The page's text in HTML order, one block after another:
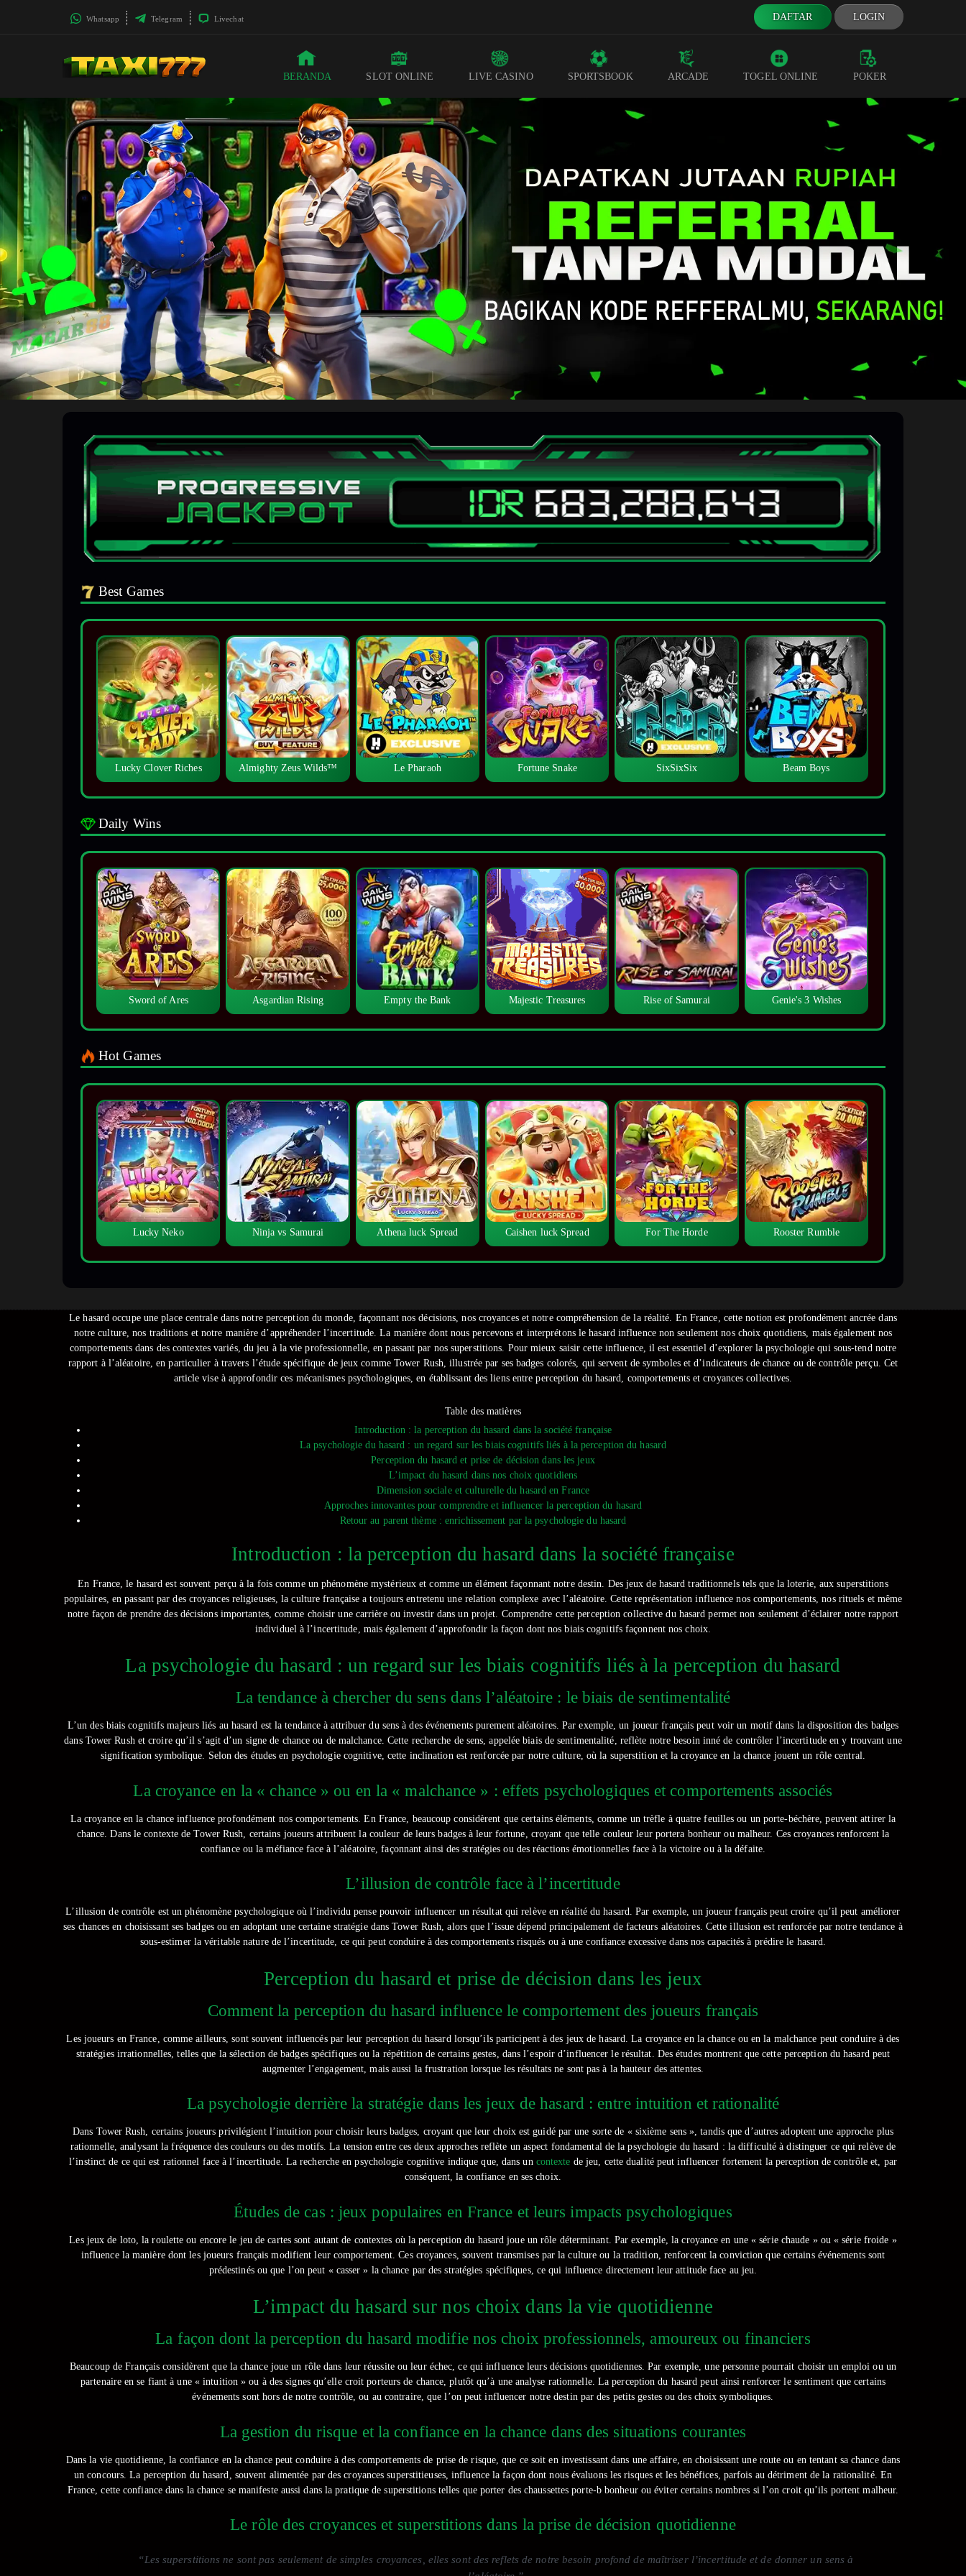
Whatsapp Telegram Livechat DAFTAR LOGIN
BERANDA SLOT ONLINE LIVE CASINO SPORTSBOOK ARCADE TOGEL ONLINE POKER
Best Games
Lucky Clover Riches Almighty Zeus Wilds™ Le Pharaoh Fortune Snake SixSixSix Beam Boys
Daily Wins
Sword of Ares Asgardian Rising Empty the Bank Majestic Treasures Rise of Samurai Genie's 3 Wishes
Hot Games
Lucky Neko Ninja vs Samurai Athena luck Spread Caishen luck Spread For The Horde Rooster Rumble
Le hasard occupe une place centrale dans notre perception du monde, façonnant nos décisions, nos croyances et notre compréhension de la réalité. En France, cette notion est profondément ancrée dans
notre culture, nos traditions et notre manière d’appréhender l’incertitude. La manière dont nous percevons et interprétons le hasard influence non seulement nos choix quotidiens, mais également nos
comportements dans des contextes variés, du jeu à la vie professionnelle, en passant par nos superstitions. Pour mieux saisir cette influence, il est essentiel d’explorer la psychologie qui sous-tend notre
rapport à l’aléatoire, en particulier à travers l’étude spécifique de jeux comme Tower Rush, illustrée par ses badges colorés, qui servent de symboles et d’indicateurs de chance ou de contrôle perçu. Cet
article vise à approfondir ces mécanismes psychologiques, en établissant des liens entre perception du hasard, comportements et croyances collectives.
Table des matières
Introduction : la perception du hasard dans la société française
La psychologie du hasard : un regard sur les biais cognitifs liés à la perception du hasard
Perception du hasard et prise de décision dans les jeux
L’impact du hasard dans nos choix quotidiens
Dimension sociale et culturelle du hasard en France
Approches innovantes pour comprendre et influencer la perception du hasard
Retour au parent thème : enrichissement par la psychologie du hasard
Introduction : la perception du hasard dans la société française
En France, le hasard est souvent perçu à la fois comme un phénomène mystérieux et comme un élément façonnant notre destin. Des jeux de hasard traditionnels tels que la loterie, aux superstitions
populaires, en passant par des croyances religieuses, la culture française a toujours entretenu une relation complexe avec l’aléatoire. Cette représentation influence nos comportements, nos rituels et même
notre façon de prendre des décisions importantes, comme choisir une carrière ou investir dans un projet. Comprendre cette perception collective du hasard permet non seulement d’éclairer notre rapport
individuel à l’incertitude, mais également d’approfondir la façon dont nos biais cognitifs façonnent nos choix.
La psychologie du hasard : un regard sur les biais cognitifs liés à la perception du hasard
La tendance à chercher du sens dans l’aléatoire : le biais de sentimentalité
L’un des biais cognitifs majeurs liés au hasard est la tendance à attribuer du sens à des événements purement aléatoires. Par exemple, un joueur français peut voir un motif dans la disposition des badges
dans Tower Rush et croire qu’il s’agit d’un signe de chance ou de malchance. Cette recherche de sens, appelée biais de sentimentalité, reflète notre besoin inné de contrôler l’incertitude en y trouvant une
signification symbolique. Selon des études en psychologie cognitive, cette inclination est renforcée par notre culture, où la superstition et la croyance en la chance jouent un rôle central.
La croyance en la « chance » ou en la « malchance » : effets psychologiques et comportements associés
La croyance en la chance influence profondément nos comportements. En France, beaucoup considèrent que certains éléments, comme un trèfle à quatre feuilles ou un porte-béchère, peuvent attirer la
chance. Dans le contexte de Tower Rush, certains joueurs attribuent la couleur de leurs badges à leur fortune, croyant que telle couleur leur portera bonheur ou malheur. Ces croyances renforcent la
confiance ou la méfiance face à l’aléatoire, façonnant ainsi des stratégies ou des réactions émotionnelles face à la victoire ou à la défaite.
L’illusion de contrôle face à l’incertitude
L’illusion de contrôle est un phénomène psychologique où l’individu pense pouvoir influencer un résultat qui relève en réalité du hasard. Par exemple, un joueur français peut croire qu’il peut améliorer
ses chances en choisissant ses badges ou en adoptant une certaine stratégie dans Tower Rush, alors que l’issue dépend principalement de facteurs aléatoires. Cette illusion est renforcée par notre tendance à
sous-estimer la véritable nature de l’incertitude, ce qui peut conduire à des comportements risqués ou à une confiance excessive dans nos capacités à prédire le hasard.
Perception du hasard et prise de décision dans les jeux
Comment la perception du hasard influence le comportement des joueurs français
Les joueurs en France, comme ailleurs, sont souvent influencés par leur perception du hasard lorsqu’ils participent à des jeux de hasard. La croyance en la chance ou en la malchance peut conduire à des
stratégies irrationnelles, telles que la sélection de badges spécifiques ou la répétition de certains gestes, dans l’espoir d’influencer le résultat. Des études montrent que cette perception du hasard peut
augmenter l’engagement, mais aussi la frustration lorsque les résultats ne sont pas à la hauteur des attentes.
La psychologie derrière la stratégie dans les jeux de hasard : entre intuition et rationalité
Dans Tower Rush, certains joueurs privilégient l’intuition pour choisir leurs badges, croyant que leur choix est guidé par une sorte de « sixième sens », tandis que d’autres adoptent une approche plus
rationnelle, analysant la fréquence des couleurs ou des motifs. La tension entre ces deux approches reflète un aspect fondamental de la psychologie du hasard : la difficulté à distinguer ce qui relève de
l’instinct de ce qui est rationnel face à l’incertitude. La recherche en psychologie cognitive indique que, dans un contexte de jeu, cette dualité peut influencer fortement la perception de contrôle et, par
conséquent, la confiance en ses choix.
Études de cas : jeux populaires en France et leurs impacts psychologiques
Les jeux de loto, la roulette ou encore le jeu de cartes sont autant de contextes où la perception du hasard joue un rôle déterminant. Par exemple, la croyance en une « série chaude » ou « série froide »
influence la manière dont les joueurs français modifient leur comportement. Ces croyances, souvent transmises par la culture ou la tradition, renforcent la conviction que certains événements sont
prédestinés ou que l’on peut « casser » la chance par des stratégies spécifiques, ce qui influence directement leur attitude face au jeu.
L’impact du hasard sur nos choix dans la vie quotidienne
La façon dont la perception du hasard modifie nos choix professionnels, amoureux ou financiers
Beaucoup de Français considèrent que la chance joue un rôle dans leur réussite ou leur échec, ce qui influence leurs décisions quotidiennes. Par exemple, une personne pourrait choisir un emploi ou un
partenaire en se fiant à une « intuition » ou à des signes qu’elle croit porteurs de chance, plutôt qu’à une analyse rationnelle. La perception du hasard peut ainsi renforcer le sentiment que certains
événements sont hors de notre contrôle, ou au contraire, que l’on peut influencer notre destin par des petits gestes ou des choix symboliques.
La gestion du risque et la confiance en la chance dans des situations courantes
Dans la vie quotidienne, la confiance en la chance peut conduire à des comportements de prise de risque, que ce soit en investissant dans une affaire, en choisissant une route ou en tentant sa chance dans
un concours. La perception du hasard, souvent alimentée par des croyances superstitieuses, influence la façon dont nous évaluons les risques et les bénéfices, parfois au détriment de la rationalité. En
France, cette confiance dans la chance se manifeste aussi dans la pratique de superstitions telles que porter des chaussettes porte-b bonheur ou éviter certains nombres si l’on croit qu’ils portent malheur.
Le rôle des croyances et superstitions dans la prise de décision quotidienne
“Les superstitions ne sont pas seulement de simples croyances, elles sont des reflets de notre besoin profond de maîtriser l’incertitude et de donner un sens à